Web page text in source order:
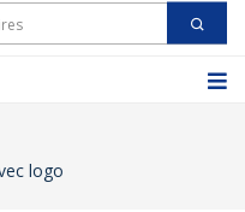
logo